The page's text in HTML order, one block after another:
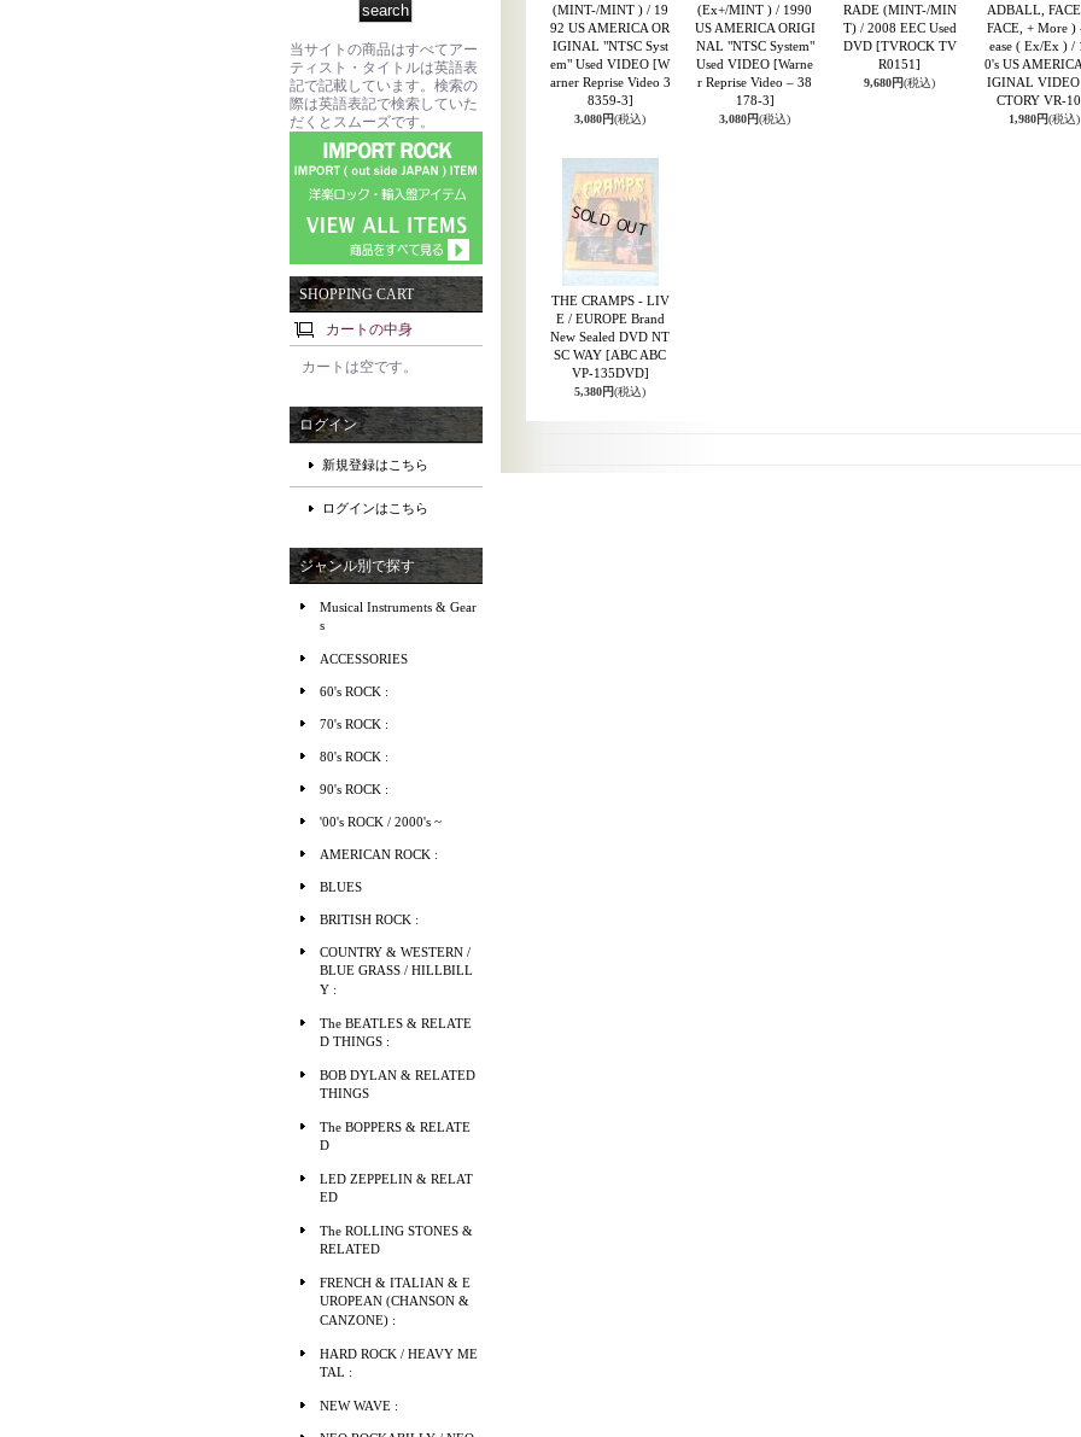
当サイトの商品はすべてアー
ティスト・タイトルは英語表
記で記載しています。検索の
際は英語表記で検索していた
だくとスムーズです。
SHOPPING CART
カートの中身
カートは空です。
ログイン
新規登録はこちら
ログインはこちら
ジャンル別で探す
Musical Instruments & Gear
s
ACCESSORIES
60's ROCK :
70's ROCK :
80's ROCK :
90's ROCK :
'00's ROCK / 2000's ~
AMERICAN ROCK :
BLUES
BRITISH ROCK :
COUNTRY & WESTERN /
BLUE GRASS / HILLBILL
Y :
The BEATLES & RELATE
D THINGS :
BOB DYLAN & RELATED
THINGS
The BOPPERS & RELATE
D
LED ZEPPELIN & RELAT
ED
The ROLLING STONES &
RELATED
FRENCH & ITALIAN & E
UROPEAN (CHANSON &
CANZONE) :
HARD ROCK / HEAVY ME
TAL :
NEW WAVE :
(MINT-/MINT ) / 19
92 US AMERICA OR
IGINAL "NTSC Syst
em" Used VIDEO [W
arner Reprise Video 3
8359-3]
3,080円(税込)
(Ex+/MINT ) / 1990
US AMERICA ORIGI
NAL "NTSC System"
Used VIDEO [Warne
r Reprise Video ‎– 38
178-3]
3,080円(税込)
RADE (MINT-/MIN
T) / 2008 EEC Used
DVD [TVROCK TV
R0151]
9,680円(税込)
ADBALL,
FACE, + More )
ease ( Ex/Ex ) /
0's US
IGINAL VIDEO
CTORY VR-
1,980円(税込)
THE CRAMPS - LIV
E / EUROPE Brand
New Sealed DVD NT
SC WAY [ABC ABC
VP-135DVD]
5,380円(税込)